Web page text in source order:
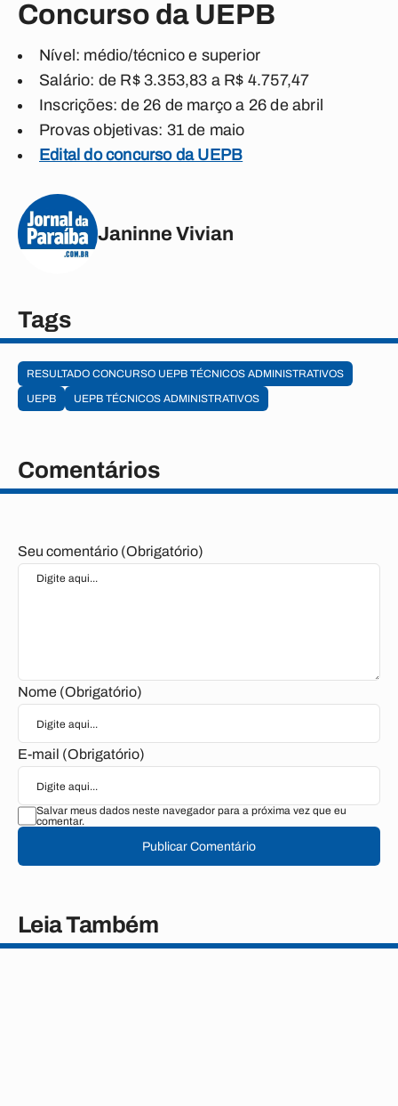
Concurso da UEPB
Nível: médio/técnico e superior
Salário: de R$ 3.353,83 a R$ 4.757,47
Inscrições: de 26 de março a 26 de abril
Provas objetivas: 31 de maio
Edital do concurso da UEPB
Janinne Vivian
Tags
RESULTADO CONCURSO UEPB TÉCNICOS ADMINISTRATIVOS
UEPB
UEPB TÉCNICOS ADMINISTRATIVOS
Comentários
Seu comentário (Obrigatório)
Nome (Obrigatório)
E-mail (Obrigatório)
Salvar meus dados neste navegador para a próxima vez que eu
comentar.
Publicar Comentário
Leia Também